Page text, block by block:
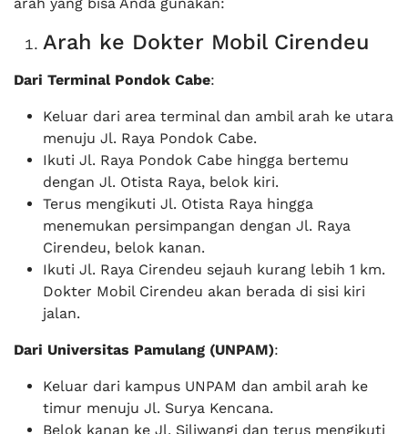
Arah ke Dokter Mobil Cirendeu
Dari Terminal Pondok Cabe:
Keluar dari area terminal dan ambil arah ke utara
menuju Jl. Raya Pondok Cabe.
Ikuti Jl. Raya Pondok Cabe hingga bertemu
dengan Jl. Otista Raya, belok kiri.
Terus mengikuti Jl. Otista Raya hingga
menemukan persimpangan dengan Jl. Raya
Cirendeu, belok kanan.
Ikuti Jl. Raya Cirendeu sejauh kurang lebih 1 km.
Dokter Mobil Cirendeu akan berada di sisi kiri
jalan.
Dari Universitas Pamulang (UNPAM):
Keluar dari kampus UNPAM dan ambil arah ke
timur menuju Jl. Surya Kencana.
Belok kanan ke Jl. Siliwangi dan terus mengikuti